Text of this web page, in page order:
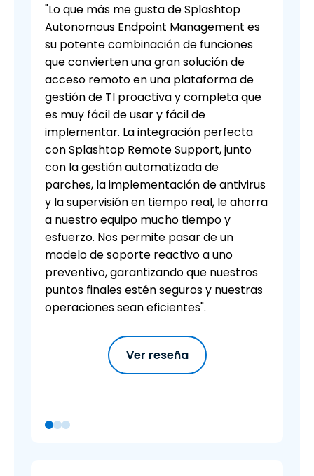
"Lo que más me gusta de Splashtop
Autonomous Endpoint Management es
su potente combinación de funciones
que convierten una gran solución de
acceso remoto en una plataforma de
gestión de TI proactiva y completa que
es muy fácil de usar y fácil de
implementar. La integración perfecta
con Splashtop Remote Support, junto
con la gestión automatizada de
parches, la implementación de antivirus
y la supervisión en tiempo real, le ahorra
a nuestro equipo mucho tiempo y
esfuerzo. Nos permite pasar de un
modelo de soporte reactivo a uno
preventivo, garantizando que nuestros
puntos finales estén seguros y nuestras
operaciones sean eficientes".
Ver reseña